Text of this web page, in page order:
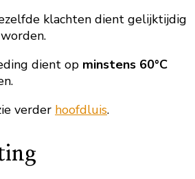
klachten dient gelijktijdig
dient op minstens 60°C
verder hoofdluis.